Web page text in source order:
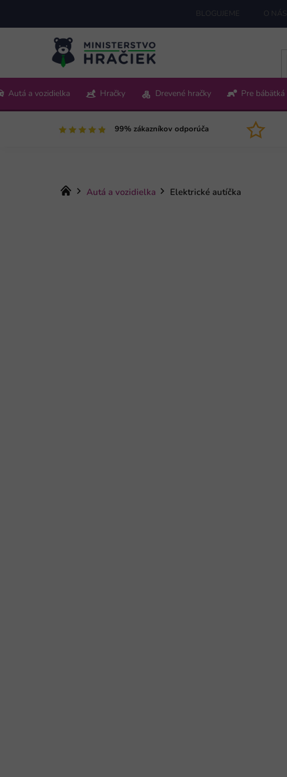
obsah
BLOGUJEME O NÁS
Pon-Pia 9:00-15:00
Autá a vozidielka Hračky Drevené hračky Pre bábätká
99% zákazníkov odporúča
Domov
Autá a vozidielka Elektrické autíčka